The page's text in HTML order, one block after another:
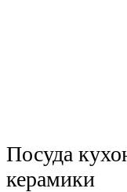
Посуда
керамики